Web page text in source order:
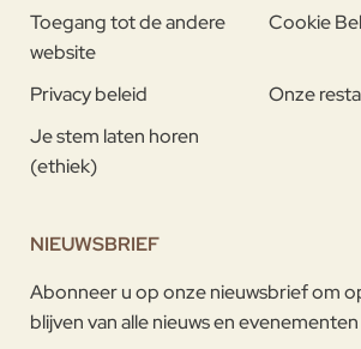
Toegang tot de andere
website
Cookie
Privacy beleid
Onze
Je stem laten horen
(ethiek)
NIEUWSBRIEF
Abonneer u op onze nieuwsbrief om
blijven van alle nieuws en